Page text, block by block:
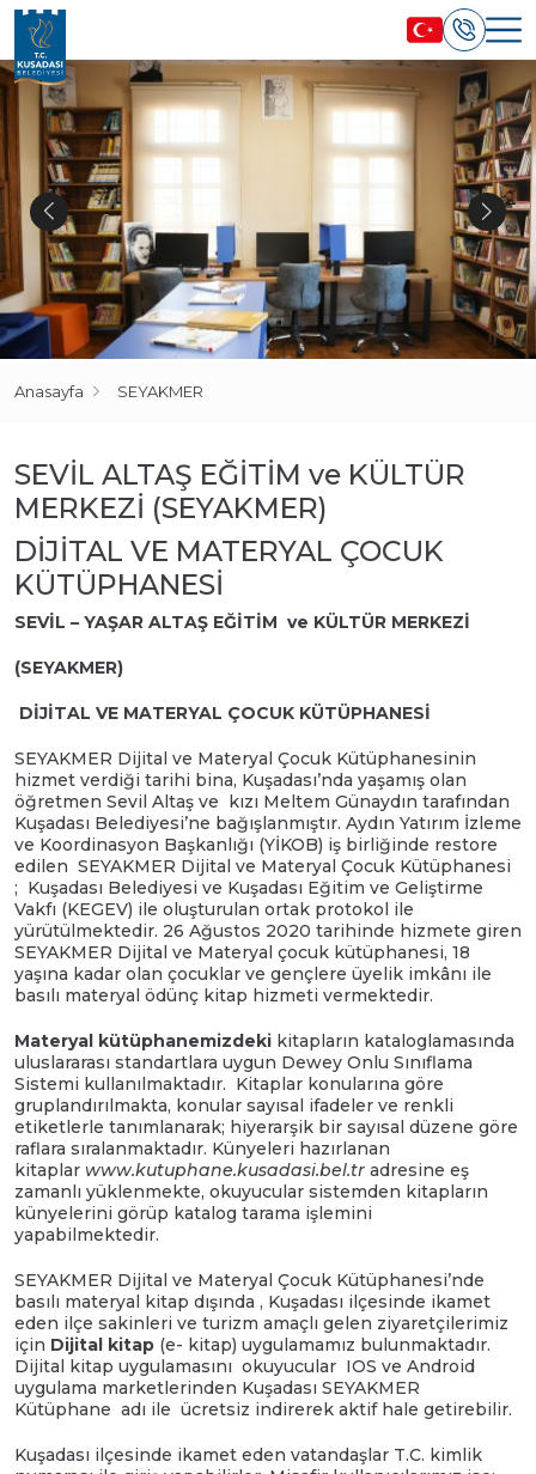
Anasayfa SEYAKMER
SEVİL ALTAŞ EĞİTİM ve KÜLTÜR
MERKEZİ (SEYAKMER)
DİJİTAL VE MATERYAL ÇOCUK
KÜTÜPHANESİ
SEVİL – YAŞAR ALTAŞ EĞİTİM ve KÜLTÜR MERKEZİ
(SEYAKMER)
DİJİTAL VE MATERYAL ÇOCUK KÜTÜPHANESİ
SEYAKMER Dijital ve Materyal Çocuk Kütüphanesinin
hizmet verdiği tarihi bina, Kuşadası’nda yaşamış olan
öğretmen Sevil Altaş ve kızı Meltem Günaydın tarafından
Kuşadası Belediyesi’ne bağışlanmıştır. Aydın Yatırım İzleme
ve Koordinasyon Başkanlığı (YİKOB) iş birliğinde restore
edilen SEYAKMER Dijital ve Materyal Çocuk Kütüphanesi
; Kuşadası Belediyesi ve Kuşadası Eğitim ve Geliştirme
Vakfı (KEGEV) ile oluşturulan ortak protokol ile
yürütülmektedir. 26 Ağustos 2020 tarihinde hizmete giren
SEYAKMER Dijital ve Materyal çocuk kütüphanesi, 18
yaşına kadar olan çocuklar ve gençlere üyelik imkânı ile
basılı materyal ödünç kitap hizmeti vermektedir.
Materyal kütüphanemizdeki kitapların kataloglamasında
uluslararası standartlara uygun Dewey Onlu Sınıflama
Sistemi kullanılmaktadır. Kitaplar konularına göre
gruplandırılmakta, konular sayısal ifadeler ve renkli
etiketlerle tanımlanarak; hiyerarşik bir sayısal düzene göre
raflara sıralanmaktadır. Künyeleri hazırlanan
kitaplar www.kutuphane.kusadasi.bel.tr adresine eş
zamanlı yüklenmekte, okuyucular sistemden kitapların
künyelerini görüp katalog tarama işlemini
yapabilmektedir.
SEYAKMER Dijital ve Materyal Çocuk Kütüphanesi’nde
basılı materyal kitap dışında , Kuşadası ilçesinde ikamet
eden ilçe sakinleri ve turizm amaçlı gelen ziyaretçilerimiz
için Dijital kitap (e- kitap) uygulamamız bulunmaktadır.
Dijital kitap uygulamasını okuyucular IOS ve Android
uygulama marketlerinden Kuşadası SEYAKMER
Kütüphane adı ile ücretsiz indirerek aktif hale getirebilir.
Kuşadası ilçesinde ikamet eden vatandaşlar T.C. kimlik